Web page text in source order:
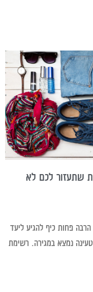
שתעזור לכם לא
פחות כיף להגיע ליעד
נמצא במגירה. רשימת